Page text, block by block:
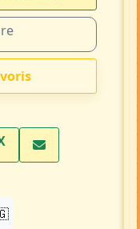
Twitter X